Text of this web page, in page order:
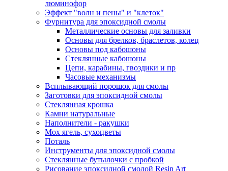
люминофор
Эффект "волн и пены" и "клеток"
Фурнитура для эпоксидной смолы
Металлические основы для заливки
Основы для брелков, браслетов, колец
Основы под кабошоны
Стеклянные кабошоны
Цепи, карабины, гвоздики и пр
Часовые механизмы
Всплывающий порошок для смолы
Заготовки для эпоксидной смолы
Стеклянная крошка
Камни натуральные
Наполнители - ракушки
Мох ягель, сухоцветы
Поталь
Инструменты для эпоксидной смолы
Стеклянные бутылочки с пробкой
Рисование эпоксидной смолой Resin Art